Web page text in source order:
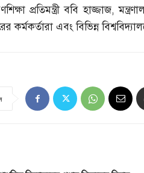
প্রতিমন্ত্রী ববি হাজ্জাজ,
কর্মকর্তারা এবং বিভিন্ন